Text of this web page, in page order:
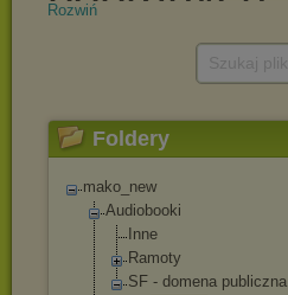
Rozwiń
Foldery
mako_new
Audiobooki
Inne
Ramoty
SF - domena publiczna